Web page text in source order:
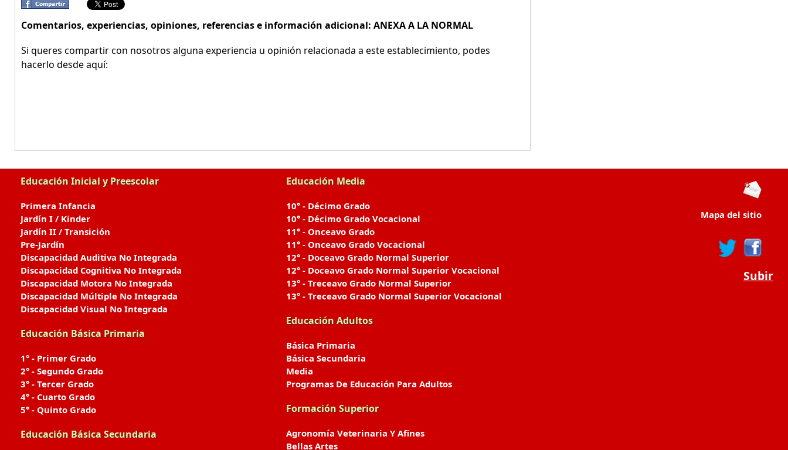
Comentarios, experiencias, opiniones, referencias e información adicional: ANEXA A LA NORMAL
Si queres compartir con nosotros alguna experiencia u opinión relacionada a este establecimiento, podes
hacerlo desde aquí:
Educación Inicial y Preescolar
Primera Infancia
Jardín I / Kinder
Jardín II / Transición
Pre-Jardín
Discapacidad Auditiva No Integrada
Discapacidad Cognitiva No Integrada
Discapacidad Motora No Integrada
Discapacidad Múltiple No Integrada
Discapacidad Visual No Integrada
Educación Básica Primaria
1° - Primer Grado
2° - Segundo Grado
3° - Tercer Grado
4° - Cuarto Grado
5° - Quinto Grado
Educación Básica Secundaria
Educación Media
10° - Décimo Grado
10° - Décimo Grado Vocacional
11° - Onceavo Grado
11° - Onceavo Grado Vocacional
12° - Doceavo Grado Normal Superior
12° - Doceavo Grado Normal Superior Vocacional
13° - Treceavo Grado Normal Superior
13° - Treceavo Grado Normal Superior Vocacional
Educación Adultos
Básica Primaria
Básica Secundaria
Media
Programas De Educación Para Adultos
Formación Superior
Agronomía Veterinaria Y Afines
Bellas Artes
Mapa del sitio
Subir